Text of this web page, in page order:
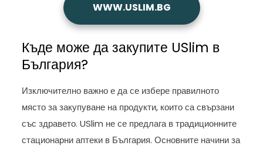
WWW.USLIM.BG
Къде може да закупите USlim в
България?
Изключително важно е да се избере правилното
място за закупуване на продукти, които са свързани
със здравето. USlim не се предлага в традиционните
стационарни аптеки в България. Основните начини за